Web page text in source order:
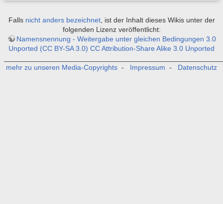
Falls nicht anders bezeichnet, ist der Inhalt dieses Wikis unter der
folgenden Lizenz veröffentlicht:
Namensnennung - Weitergabe unter gleichen Bedingungen 3.0
Unported (CC BY-SA 3.0) CC Attribution-Share Alike 3.0 Unported
mehr zu unseren Media-Copyrights - Impressum - Datenschutz